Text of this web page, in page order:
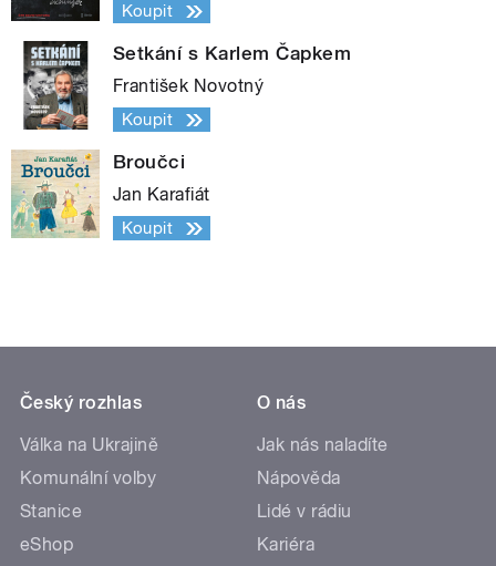
Koupit
Setkání s Karlem Čapkem
František Novotný
Koupit
Broučci
Jan Karafiát
Koupit
Český rozhlas
Válka na Ukrajině
Komunální volby
Stanice
eShop
O nás
Jak nás naladíte
Nápověda
Lidé v rádiu
Kariéra